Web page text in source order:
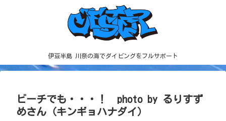
伊豆半島 川奈の海でダイビングをフルサポート
ビーチでも・・・！ photo by るりすず
めさん（キンギョハナダイ）